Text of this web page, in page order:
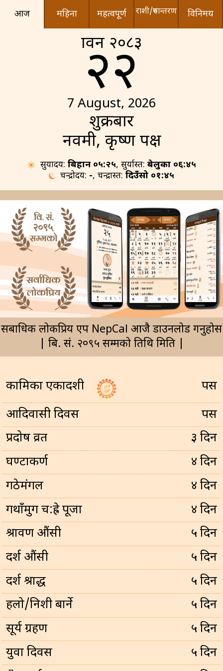
आज महिना महत्वपूर्ण राशी/रुपान्तरण विनिमय
श्रावन २०८३
२२
7 August, 2026
शुक्रबार
नवमी, कृष्ण पक्ष
सुर्योदय:बिहान ०५:२५, सुर्यास्त:बेलुका ०६:४५
चन्द्रोदय: -, चन्द्रास्त:दिउँसो ०१:४५
सर्बाधिक लोकप्रिय एप NepCal आजै डाउनलोड गर्नुहोस
| बि. सं. २०९५ सम्मको तिथि मिति |
कामिका एकादशी
पर्सि
आदिवासी दिवस
पर्सि
प्रदोष व्रत
३ दिन
घण्टाकर्ण
४ दिन
गठेमंगल
४ दिन
गथाँमुग च:ह्रे पूजा
४ दिन
श्रावण औंसी
५ दिन
दर्श औंसी
५ दिन
दर्श श्राद्ध
५ दिन
हलो/निशी बार्ने
५ दिन
सूर्य ग्रहण
५ दिन
युवा दिवस
५ दिन